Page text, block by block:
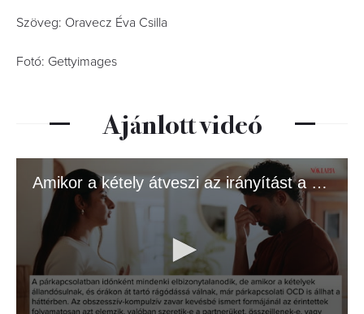
Szöveg: Oravecz Éva Csilla
Fotó: Gettyimages
Ajánlott videó
Amikor a kétely átveszi az irányítást a szerelem felett